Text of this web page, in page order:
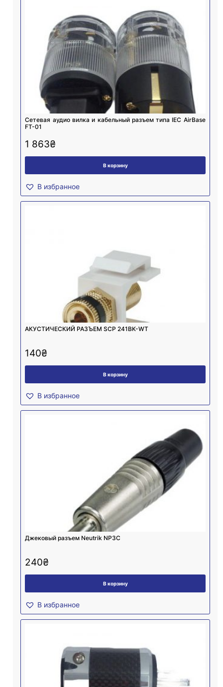
Cетевая аудио вилка и кабельный разъем типа IEC AirBase
FT-01
1 863₴
В корзину
В избранное
АКУСТИЧЕСКИЙ РАЗЪЕМ SCP 241BK-WT
140₴
В корзину
В избранное
Джековый разъем Neutrik NP3C
240₴
В корзину
В избранное